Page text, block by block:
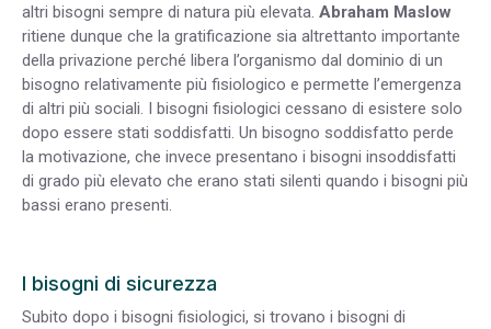
altri bisogni sempre di natura più elevata. Abraham Maslow
ritiene dunque che la gratificazione sia altrettanto importante
della privazione perché libera l’organismo dal dominio di un
bisogno relativamente più fisiologico e permette l’emergenza
di altri più sociali. I bisogni fisiologici cessano di esistere solo
dopo essere stati soddisfatti. Un bisogno soddisfatto perde
la motivazione, che invece presentano i bisogni insoddisfatti
di grado più elevato che erano stati silenti quando i bisogni più
bassi erano presenti.
I bisogni di sicurezza
Subito dopo i bisogni fisiologici, si trovano i bisogni di